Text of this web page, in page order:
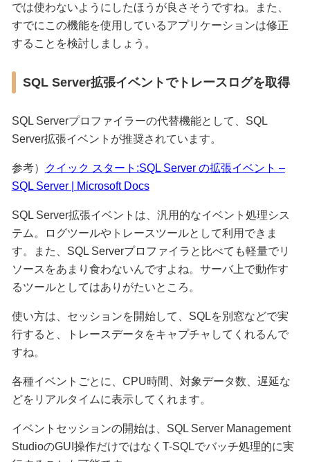
では使わないようにしたほうが良さそうですね。また、
すでにこの機能を使用しているアプリケーションは修正
することを検討しましょう。
SQL Server拡張イベントでトレースログを取得
SQL Serverプロファイラーの代替機能として、SQL
Server拡張イベントが推奨されています。
参考）
クイック スタート:SQL Server の拡張イベント –
SQL Server | Microsoft Docs
SQL Server拡張イベントは、汎用的なイベント処理シス
テム。ログツールやトレースツールとして利用できま
す。また、SQL Serverプロファイラと比べても軽量でリ
ソースをあまり食わないんですよね。サーバ上で動作す
るツールとしてはありがたいところ。
使い方は、セッションを開始して、SQLを別窓などで実
行すると、トレースデータをキャプチャしてくれるんで
すね。
各種イベントごとに、CPU時間、対象データ数、遅延な
どをリアルタイムに表示してくれます。
イベントセッションの開始は、SQL Server Management
StudioのGUI操作だけではなくT-SQLでバッチ処理的に実